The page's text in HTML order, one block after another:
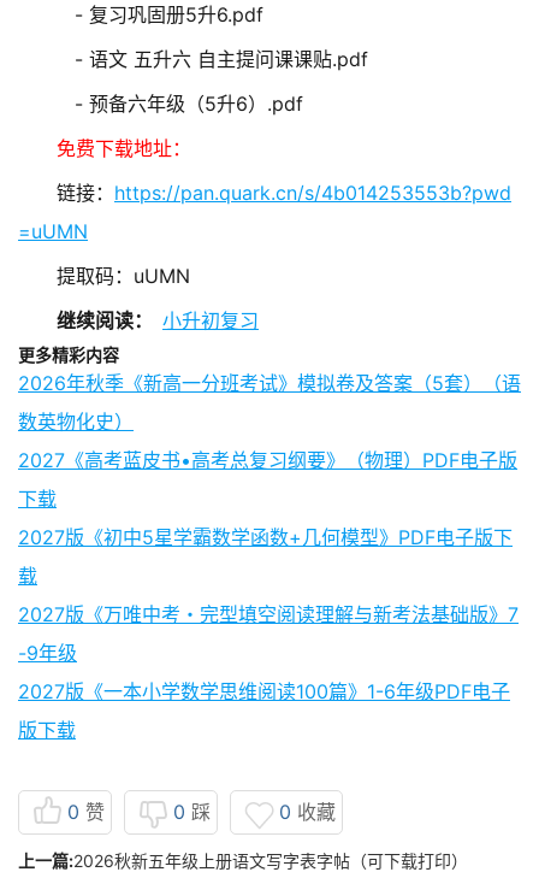
- 复习巩固册5升6.pdf
- 语文 五升六 自主提问课课贴.pdf
- 预备六年级（5升6）.pdf
免费下载地址：
链接： https://pan.quark.cn/s/4b014253553b?pwd
=uUMN
提取码：uUMN
继续阅读：
小升初复习
更多精彩内容
2026年秋季《新高一分班考试》模拟卷及答案（5套）（语
数英物化史）
2027《高考蓝皮书•高考总复习纲要》（物理）PDF电子版
下载
2027版《初中5星学霸数学函数+几何模型》PDF电子版下
载
2027版《万唯中考・完型填空阅读理解与新考法基础版》7
-9年级
2027版《一本小学数学思维阅读100篇》1-6年级PDF电子
版下载
0 赞 0 踩 0 收藏
上一篇:2026秋新五年级上册语文写字表字帖（可下载打印）